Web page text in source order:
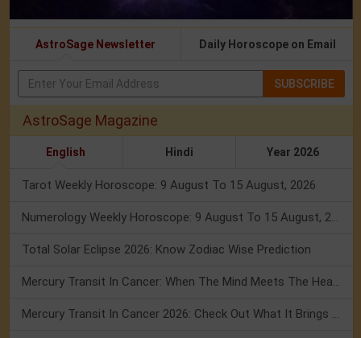
AstroSage Newsletter Daily Horoscope on Email
SUBSCRIBE
AstroSage Magazine
English Hindi Year 2026
Tarot Weekly Horoscope: 9 August To 15 August, 2026
Numerology Weekly Horoscope: 9 August To 15 August, 2026
Total Solar Eclipse 2026: Know Zodiac Wise Prediction
Mercury Transit In Cancer: When The Mind Meets The Heart!
Mercury Transit In Cancer 2026: Check Out What It Brings For You